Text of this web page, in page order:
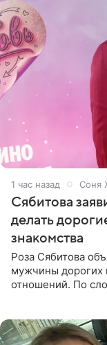
1 час назад Соня
Сябитова
делать
знакомства
Роза Сябитова
мужчины дорогих
отношений. По